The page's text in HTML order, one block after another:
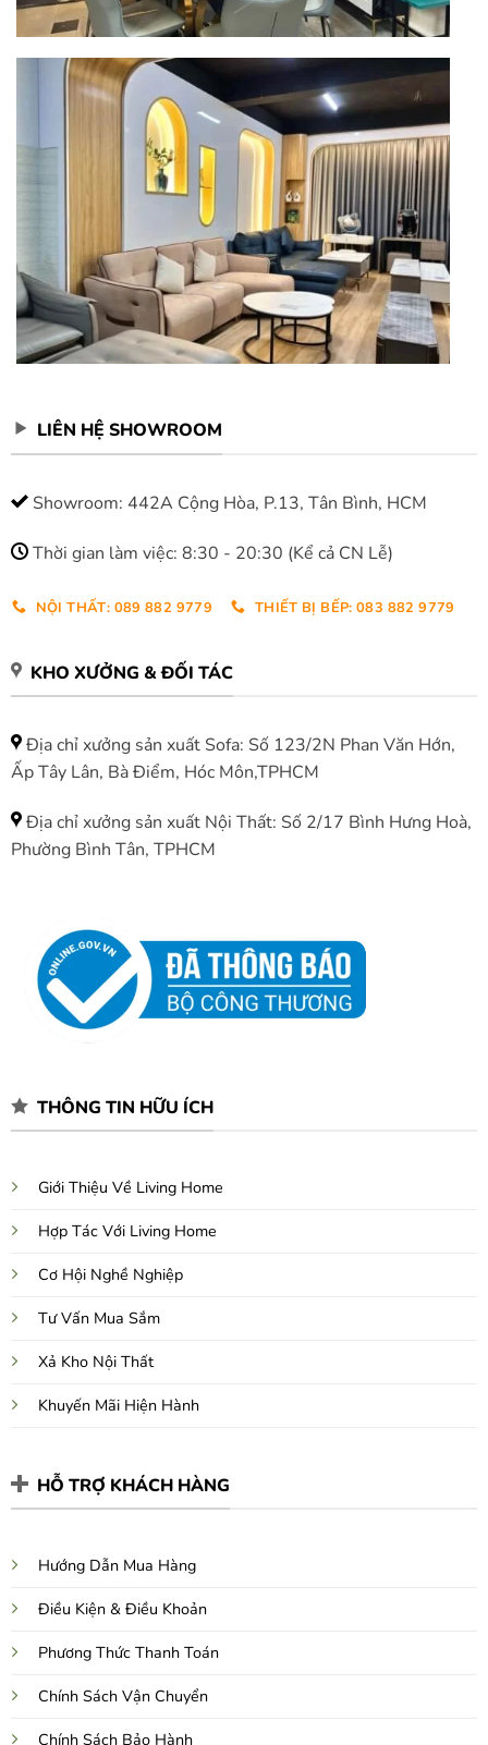
LIÊN HỆ SHOWROOM
Showroom: 442A Cộng Hòa, P.13, Tân Bình, HCM
Thời gian làm việc: 8:30 - 20:30 (Kể cả CN Lễ)
NỘI THẤT: 089 882 9779 THIẾT BỊ BẾP: 083 882 9779
KHO XƯỞNG & ĐỐI TÁC
Địa chỉ xưởng sản xuất Sofa: Số 123/2N Phan Văn Hớn,
Ấp Tây Lân, Bà Điểm, Hóc Môn,TPHCM
Địa chỉ xưởng sản xuất Nội Thất: Số 2/17 Bình Hưng Hoà,
Phường Bình Tân, TPHCM
THÔNG TIN HỮU ÍCH
Giới Thiệu Về Living Home
Hợp Tác Với Living Home
Cơ Hội Nghề Nghiệp
Tư Vấn Mua Sắm
Xả Kho Nội Thất
Khuyến Mãi Hiện Hành
HỖ TRỢ KHÁCH HÀNG
Hướng Dẫn Mua Hàng
Điều Kiện & Điều Khoản
Phương Thức Thanh Toán
Chính Sách Vận Chuyển
Chính Sách Bảo Hành